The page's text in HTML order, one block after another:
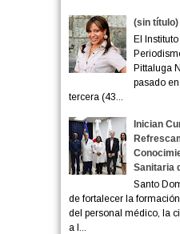
(sin título)
El
Pittaluga
pasado
tercera (43...
Inician
Sanitaria
Santo
de fortalecer la
del personal médico, la
a l...